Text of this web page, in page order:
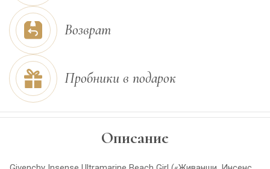
Возврат
Пробники в подарок
Описание